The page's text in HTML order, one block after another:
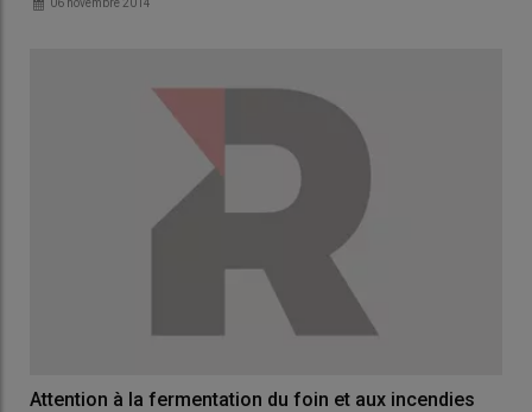
06 novembre 2014
Attention à la fermentation du foin et aux incendies